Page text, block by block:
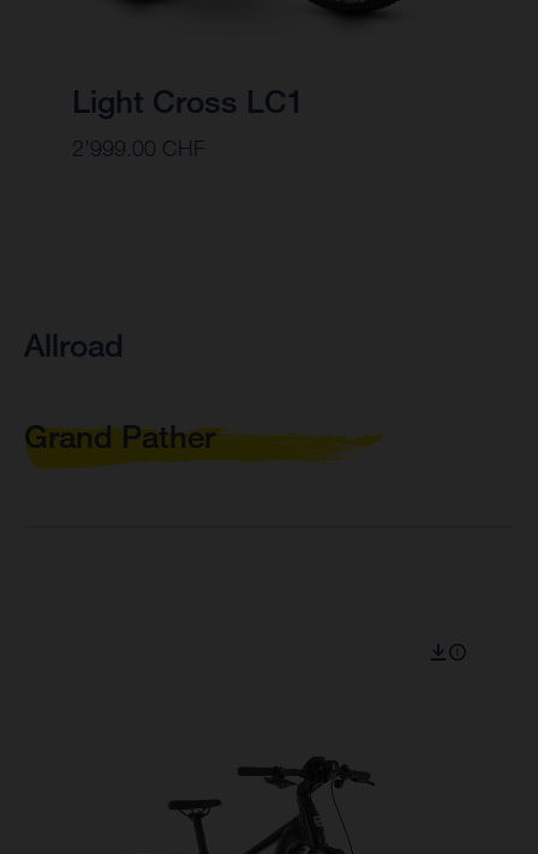
Light Cross LC1
2’999.00 CHF
Allroad
Grand Pather